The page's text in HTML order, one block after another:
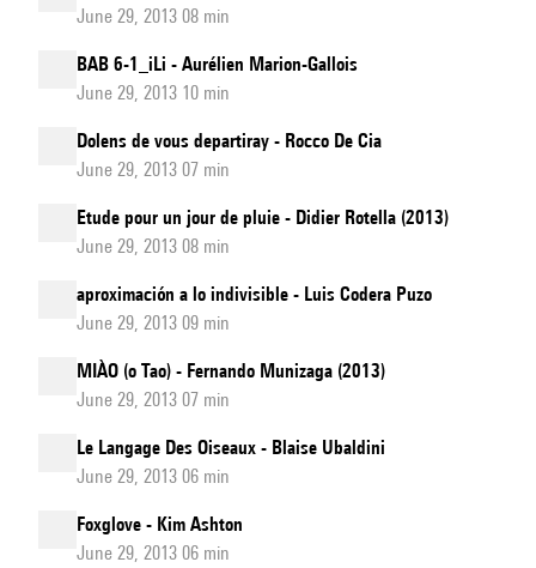
June 29, 2013 08 min
BAB 6-1_iLi - Aurélien Marion-Gallois
June 29, 2013 10 min
Dolens de vous departiray - Rocco De Cia
June 29, 2013 07 min
Etude pour un jour de pluie - Didier Rotella (2013)
June 29, 2013 08 min
aproximación a lo indivisible - Luis Codera Puzo
June 29, 2013 09 min
MIÀO (o Tao) - Fernando Munizaga (2013)
June 29, 2013 07 min
Le Langage Des Oiseaux - Blaise Ubaldini
June 29, 2013 06 min
Foxglove - Kim Ashton
June 29, 2013 06 min